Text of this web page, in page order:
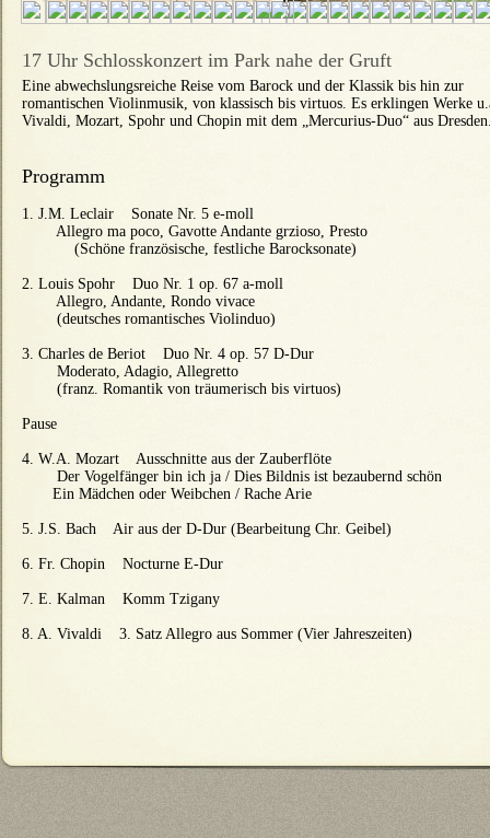
Eine abwechslungsreiche Reise vom Barock und der Klassik bis hin zur
romantischen Violinmusik, von klassisch bis virtuos. Es erklingen Werke
Vivaldi, Mozart, Spohr und Chopin mit dem „Mercurius-Duo“ aus
Programm
1. J.M. Leclair Sonate Nr. 5 e-moll
Allegro ma poco, Gavotte Andante grzioso, Presto
(Schöne französische, festliche Barocksonate)
2. Louis Spohr Duo Nr. 1 op. 67 a-moll
Allegro, Andante, Rondo vivace
(deutsches romantisches Violinduo)
3. Charles de Beriot Duo Nr. 4 op. 57 D-Dur
Moderato, Adagio, Allegretto
(franz. Romantik von träumerisch bis virtuos)
Pause
4. W.A. Mozart Ausschnitte aus der Zauberflöte
Der Vogelfänger bin ich ja / Dies Bildnis ist bezaubernd schön
Ein Mädchen oder Weibchen / Rache Arie
5. J.S. Bach Air aus der D-Dur (Bearbeitung Chr. Geibel)
6. Fr. Chopin Nocturne E-Dur
7. E. Kalman Komm Tzigany
8. A. Vivaldi 3. Satz Allegro aus Sommer (Vier Jahreszeiten)
17 Uhr Schlosskonzert im Park nahe der Gruft